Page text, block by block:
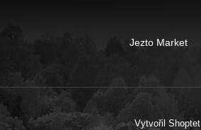
Jezto Market
Vytvořil Shoptet